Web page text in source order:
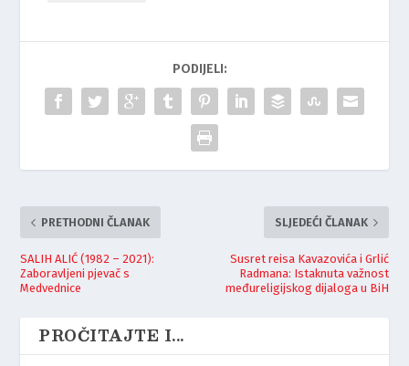
PODIJELI:
PRETHODNI ČLANAK
SALIH ALIĆ (1982 – 2021):
Zaboravljeni pjevač s
Medvednice
SLJEDEĆI ČLANAK
Susret reisa Kavazovića i Grlić
Radmana: Istaknuta važnost
međureligijskog dijaloga u BiH
PROČITAJTE I...